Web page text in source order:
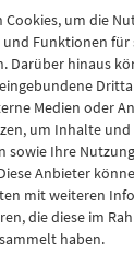
29 01
06 07
or subtitles
Cookies, um die
Funktionen für
Darüber hinaus
Medien oder
um Inhalte und
sowie Ihre
Anbieter
mit weiteren
die diese im
haben.